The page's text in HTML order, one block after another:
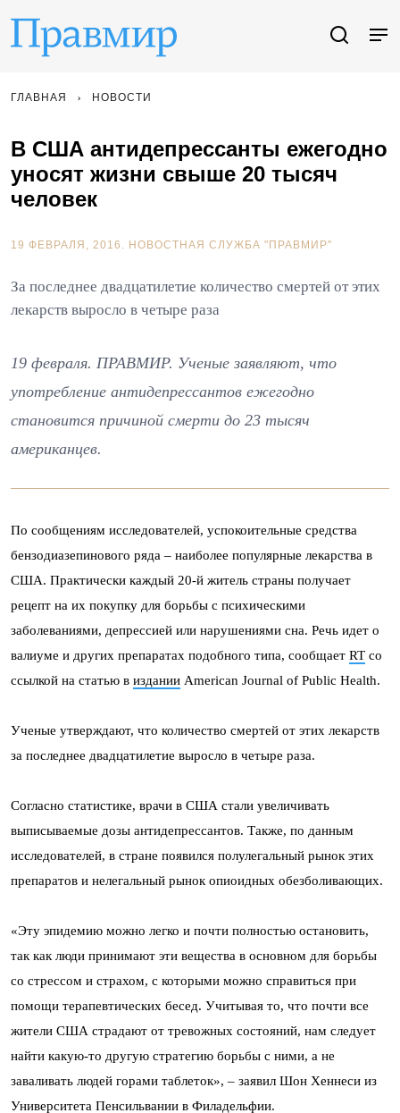
ГЛАВНАЯ НОВОСТИ
В США антидепрессанты ежегодно
уносят жизни свыше 20 тысяч
человек
19 ФЕВРАЛЯ, 2016. НОВОСТНАЯ СЛУЖБА "ПРАВМИР"
За последнее двадцатилетие количество смертей от этих
лекарств выросло в четыре раза
19 февраля. ПРАВМИР. Ученые заявляют, что
употребление антидепрессантов ежегодно
становится причиной смерти до 23 тысяч
американцев.
По сообщениям исследователей, успокоительные средства
бензодиазепинового ряда – наиболее популярные лекарства в
США. Практически каждый 20-й житель страны получает
рецепт на их покупку для борьбы с психическими
заболеваниями, депрессией или нарушениями сна. Речь идет о
валиуме и других препаратах подобного типа, сообщает RT со
ссылкой на статью в издании American Journal of Public Health.
Ученые утверждают, что количество смертей от этих лекарств
за последнее двадцатилетие выросло в четыре раза.
Согласно статистике, врачи в США стали увеличивать
выписываемые дозы антидепрессантов. Также, по данным
исследователей, в стране появился полулегальный рынок этих
препаратов и нелегальный рынок опиоидных обезболивающих.
«Эту эпидемию можно легко и почти полностью остановить,
так как люди принимают эти вещества в основном для борьбы
со стрессом и страхом, с которыми можно справиться при
помощи терапевтических бесед. Учитывая то, что почти все
жители США страдают от тревожных состояний, нам следует
найти какую-то другую стратегию борьбы с ними, а не
заваливать людей горами таблеток», – заявил Шон Хеннеси из
Университета Пенсильвании в Филадельфии.